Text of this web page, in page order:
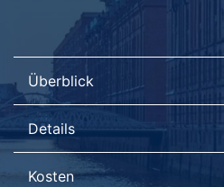
Überblick
Details
Kosten